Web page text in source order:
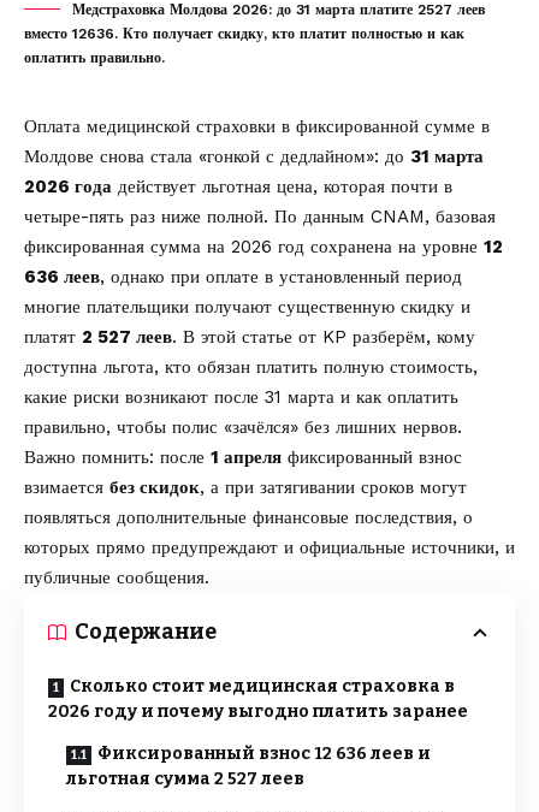
Медстраховка Молдова 2026: до 31 марта платите 2527 леев
вместо 12636. Кто получает скидку, кто платит полностью и как
оплатить правильно.
Оплата медицинской страховки в фиксированной сумме в
Молдове снова стала «гонкой с дедлайном»: до 31 марта
2026 года действует льготная цена, которая почти в
четыре-пять раз ниже полной. По данным CNAM, базовая
фиксированная сумма на 2026 год сохранена на уровне 12
636 леев, однако при оплате в установленный период
многие плательщики получают существенную скидку и
платят 2 527 леев. В этой статье от KP разберём, кому
доступна льгота, кто обязан платить полную стоимость,
какие риски возникают после 31 марта и как оплатить
правильно, чтобы полис «зачёлся» без лишних нервов.
Важно помнить: после 1 апреля фиксированный взнос
взимается без скидок, а при затягивании сроков могут
появляться дополнительные финансовые последствия, о
которых прямо предупреждают и официальные источники, и
публичные сообщения.
Содержание
Сколько стоит медицинская страховка в
2026 году и почему выгодно платить заранее
Фиксированный взнос 12 636 леев и
льготная сумма 2 527 леев